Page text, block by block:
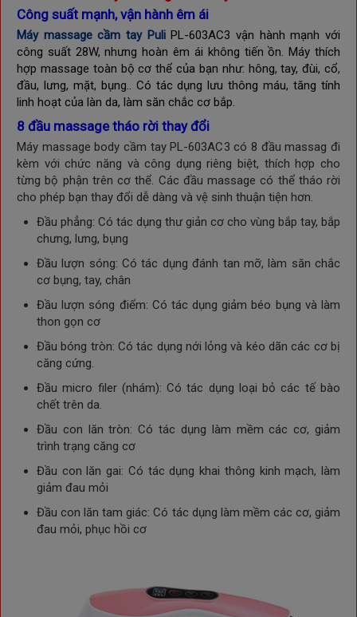
Công suất mạnh, vận hành êm ái
Máy massage cầm tay PuliPL-603AC3 vận hành mạnh với
công suất 28W, nhưng hoàn êm ái không tiến ồn. Máy thích
hợp massage toàn bộ cơ thể của bạn như: hông, tay, đùi, cổ,
đầu, lưng, mặt, bụng.. Có tác dụng lưu thông máu, tăng tính
linh hoạt của làn da, làm săn chắc cơ bắp.
8 đầu massage tháo rời thay đổi
Máy massage body cầm tay PL-603AC3 có 8 đầu massag đi
kèm với chức năng và công dụng riêng biệt, thích hợp cho
từng bộ phận trên cơ thể. Các đầu massage có thể tháo rời
cho phép bạn thay đổi dễ dàng và vệ sinh thuận tiện hơn.
Đầu phẳng: Có tác dụng thư giản cơ cho vùng bắp tay, bắp
chưng, lưng, bụng
Đầu lượn sóng: Có tác dụng đánh tan mỡ, làm săn chắc
cơ bụng, tay, chân
Đầu lượn sóng điểm: Có tác dụng giảm béo bụng và làm
thon gọn cơ
Đầu bóng tròn: Có tác dụng nới lỏng và kéo dãn các cơ bị
căng cứng.
Đầu micro filer (nhám): Có tác dụng loại bỏ các tế bào
chết trên da.
Đầu con lăn tròn: Có tác dụng làm mềm các cơ, giảm
trình trạng căng cơ
Đầu con lăn gai: Có tác dụng khai thông kinh mạch, làm
giảm đau mỏi
Đầu con lăn tam giác: Có tác dụng làm mềm các cơ, giảm
đau mỏi, phục hồi cơ